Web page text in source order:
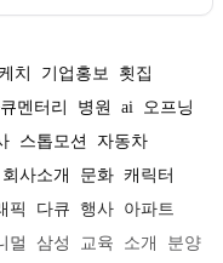
치 기업홍보
횟집
멘터리 병원 ai
오프닝
스톱모션
자동차
회사소개 문화 캐릭터
픽 다큐 행사 아파트
멀 삼성 교육 소개
분양